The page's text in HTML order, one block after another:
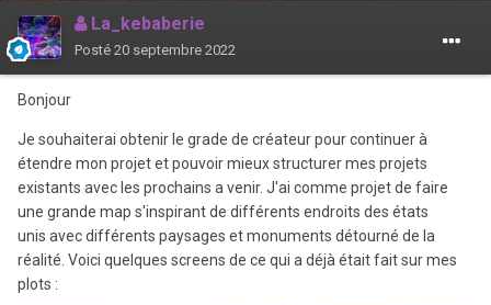
La_kebaberie
Posté 20 septembre 2022
Bonjour
Je souhaiterai obtenir le grade de créateur pour continuer à
étendre mon projet et pouvoir mieux structurer mes projets
existants avec les prochains a venir. J'ai comme projet de faire
une grande map s'inspirant de différents endroits des états
unis avec différents paysages et monuments détourné de la
réalité. Voici quelques screens de ce qui a déjà était fait sur mes
plots :